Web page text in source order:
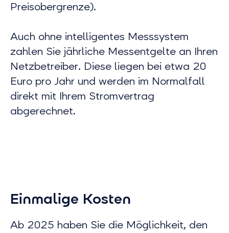
Preisobergrenze).
Auch ohne intelligentes Messsystem
zahlen Sie jährliche Messentgelte an Ihren
Netzbetreiber. Diese liegen bei etwa 20
Euro pro Jahr und werden im Normalfall
direkt mit Ihrem Stromvertrag
abgerechnet.
Einmalige Kosten
Ab 2025 haben Sie die Möglichkeit, den